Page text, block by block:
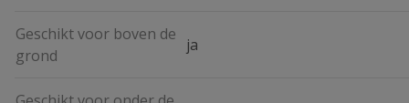
Geschikt voor boven de
grond
ja